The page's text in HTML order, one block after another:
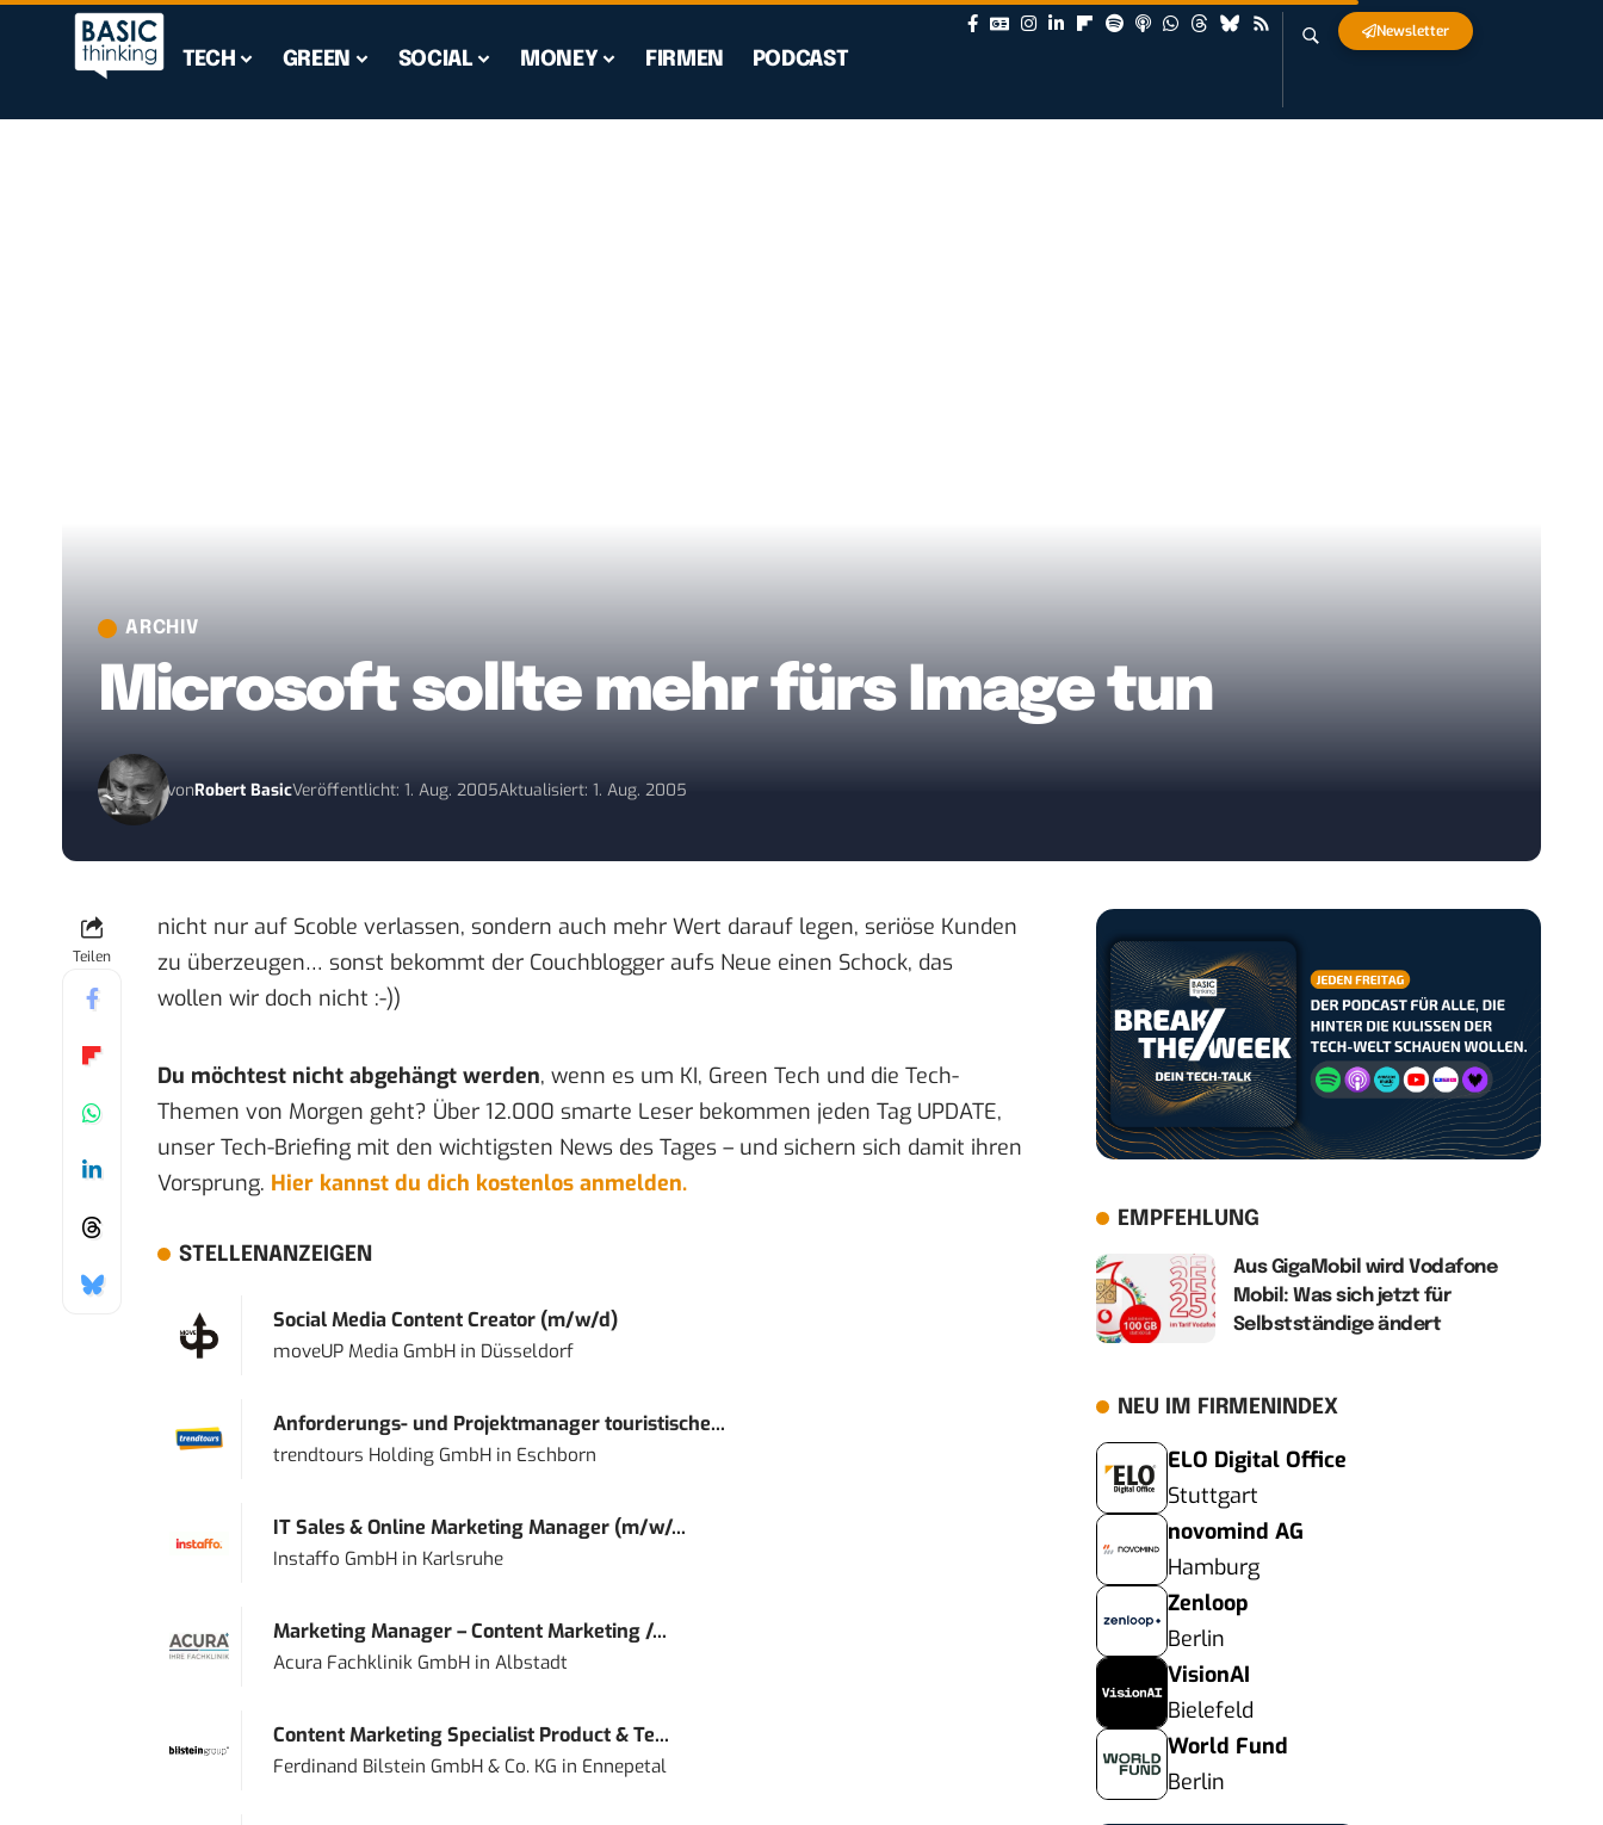
TECH GREEN SOCIAL MONEY FIRMEN PODCAST
Newsletter
ARCHIV
Microsoft sollte mehr fürs Image tun
vonRobert BasicVeröffentlicht: 1. Aug. 2005Aktualisiert: 1. Aug. 2005
Teilen
nicht nur auf Scoble verlassen, sondern auch mehr Wert darauf legen, seriöse Kunden
zu überzeugen… sonst bekommt der Couchblogger aufs Neue einen Schock, das
wollen wir doch nicht :-))
Du möchtest nicht abgehängt werden, wenn es um KI, Green Tech und die Tech-
Themen von Morgen geht? Über 12.000 smarte Leser bekommen jeden Tag UPDATE,
unser Tech-Briefing mit den wichtigsten News des Tages – und sichern sich damit ihren
Vorsprung. Hier kannst du dich kostenlos anmelden.
STELLENANZEIGEN
Social Media Content Creator (m/w/d)
moveUP Media GmbHin Düsseldorf
Anforderungs- und Projektmanager touristische...
trendtours Holding GmbHin Eschborn
IT Sales & Online Marketing Manager (m/w/...
Instaffo GmbHin Karlsruhe
Marketing Manager – Content Marketing /...
Acura Fachklinik GmbHin Albstadt
Content Marketing Specialist Product & Te...
Ferdinand Bilstein GmbH & Co. KG in Ennepetal
EMPFEHLUNG
Aus GigaMobil wird Vodafone
Mobil: Was sich jetzt für
Selbstständige ändert
NEU IM FIRMENINDEX
ELO Digital Office
Stuttgart
novomind AG
Hamburg
Zenloop
Berlin
VisionAI
Bielefeld
World Fund
Berlin